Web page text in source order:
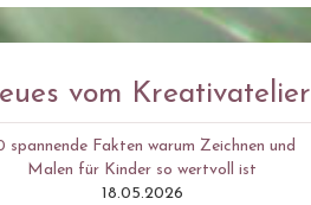
vom Kreativatelier
spannende Fakten warum Zeichnen und
Malen für Kinder so wertvoll ist
18.05.2026